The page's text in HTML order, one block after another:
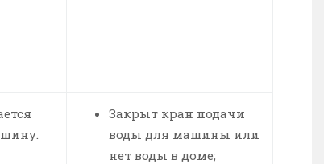
Закрыт кран подачи
воды для машины или
нет воды в доме;